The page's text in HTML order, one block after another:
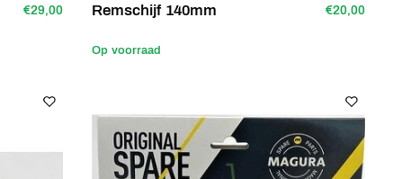
€29,00 Remschijf 140mm €20,00
Op voorraad